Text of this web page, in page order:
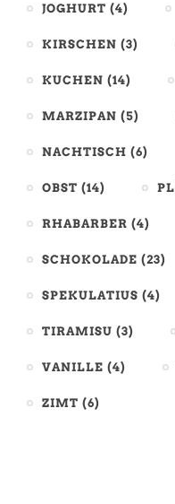
JOGHURT (4)
KIRSCHEN (3)
KUCHEN (14)
MARZIPAN (5)
NACHTISCH (6)
OBST (14)
RHABARBER (4)
SCHOKOLADE (23)
SPEKULATIUS (4)
TIRAMISU (3)
VANILLE (4)
ZIMT (6)